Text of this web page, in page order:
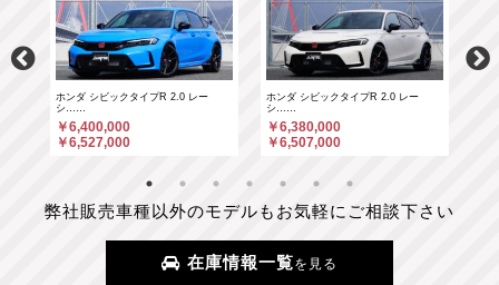
ホンダ シビックタイプR 2.0 レー
シ……
￥6,400,000
￥6,527,000
ホンダ シビックタイプR 2.0 レー
シ……
￥6,380,000
￥6,507,000
弊社販売車種以外のモデルもお気軽にご相談下さい
在庫情報一覧を見る